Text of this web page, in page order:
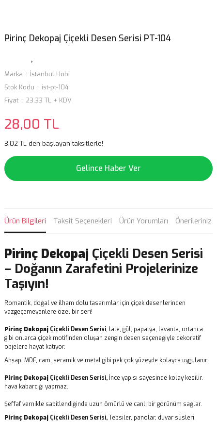
Pirinç Dekopaj Çiçekli Desen Serisi PT-104
Marka
İstanbul Hobi
Stok Kodu
ist-pt-104
Fiyat
23,33 TL + KDV
28,00 TL
3,02 TL den başlayan taksitlerle!
Gelince Haber Ver
Ürün Bilgileri Taksit Seçenekleri Ürün Yorumları Önerileriniz
Pirinç Dekopaj Çiçekli Desen Serisi
– Doğanın Zarafetini Projelerinize
Taşıyın!
Romantik, doğal ve ilham dolu tasarımlar için çiçek desenlerinden
vazgeçemeyenlere özel bir seri!
Pirinç Dekopaj Çiçekli Desen Serisi, lale, gül, papatya, lavanta, ortanca
gibi onlarca çiçek motifinden oluşan zengin desen seçeneğiyle dekoratif
objelere hayat katıyor.
Ahşap, MDF, cam, seramik ve metal gibi pek çok yüzeyde kolayca uygulanır.
Pirinç Dekopaj Çiçekli Desen Serisi, İnce yapısı sayesinde kolay kesilir,
hava kabarcığı yapmaz.
Şeffaf vernikle sabitlendiğinde uzun ömürlü ve canlı bir görünüm sağlar.
Pirinç Dekopaj Çiçekli Desen Serisi,Tepsiler, panolar, duvar süsleri,